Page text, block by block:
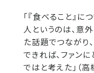
「『食べること』
人というのは、意
た話題でつながり
できれば、ファン
ではと考えた」（高